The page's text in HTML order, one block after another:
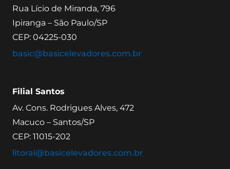
Rua Lício de Miranda, 796
Ipiranga – São Paulo/SP
CEP: 04225-030
basic@basicelevadores.com.br
Filial Santos
Av. Cons. Rodrigues Alves, 472
Macuco – Santos/SP
CEP: 11015-202
litoral@basicelevadores.com.br